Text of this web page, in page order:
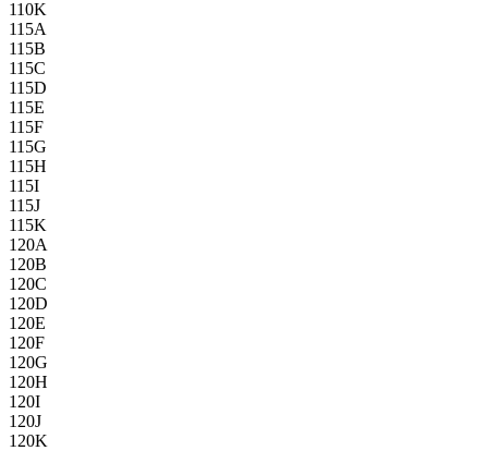
110K
115A
115B
115C
115D
115E
115F
115G
115H
115I
115J
115K
120A
120B
120C
120D
120E
120F
120G
120H
120I
120J
120K